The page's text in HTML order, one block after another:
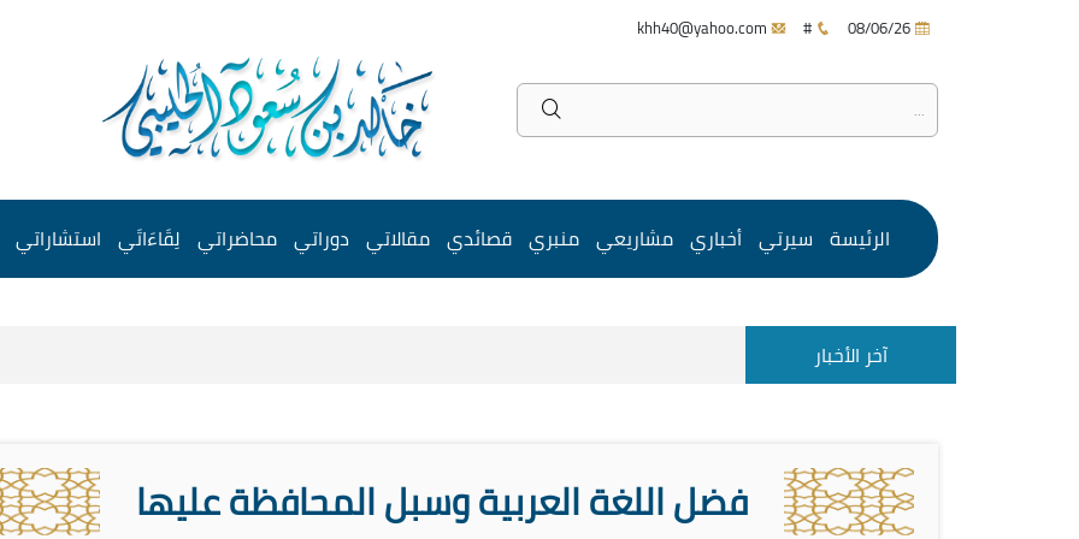
#
الرئيسة سيرتي أخباري مشاريعي منبري قصائدي مقالاتي دوراتي محاضراتي لِقَاءَاتَي استشاراتي
آخر الأخبار
فضل اللغة العربية وسبل المحافظة عليها